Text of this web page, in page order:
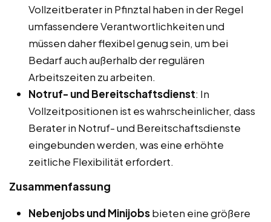
Vollzeitberater in Pfinztal haben in der Regel
umfassendere Verantwortlichkeiten und
müssen daher flexibel genug sein, um bei
Bedarf auch außerhalb der regulären
Arbeitszeiten zu arbeiten.
Notruf- und Bereitschaftsdienst: In
Vollzeitpositionen ist es wahrscheinlicher, dass
Berater in Notruf- und Bereitschaftsdienste
eingebunden werden, was eine erhöhte
zeitliche Flexibilität erfordert.
Zusammenfassung
Nebenjobs und Minijobsbieten eine größere